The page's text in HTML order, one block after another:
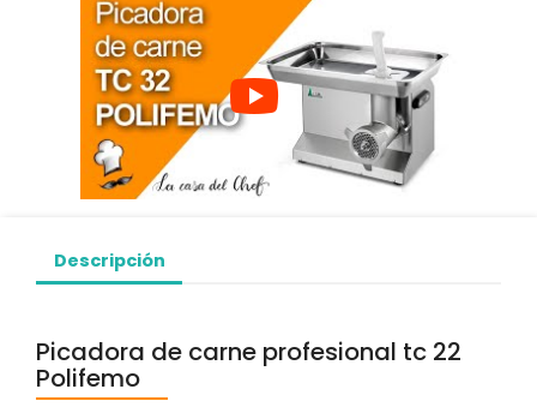
Descripción
Picadora de carne profesional tc 22
Polifemo